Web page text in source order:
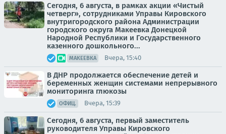
Сегодня, 6 августа, в рамках акции «Чистый
четверг», сотрудниками Управы Кировского
внутригородского района Администрации
городского округа Макеевка Донецкой
Народной Республики и Государственного
казенного дошкольного...
МАКЕЕВКА Вчера, 15:40
В ДНР продолжается обеспечение детей и
беременных женщин системами непрерывного
мониторинга глюкозы
ОФИЦ. Вчера, 15:39
Сегодня, 6 августа, первый заместитель
руководителя Управы Кировского